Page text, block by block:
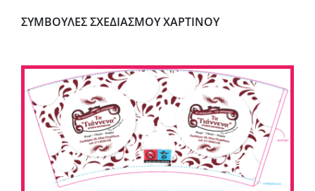
ΣΥΜΒΟΥΛΕΣ ΣΧΕΔΙΑΣΜΟΥ ΧΑΡΤΙΝΟΥ